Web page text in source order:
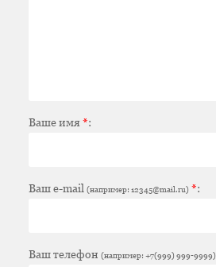
Ваше имя*:
Ваш e-mail (например: 12345@mail.ru) *:
Ваш телефон (например: +7(999) 999-9999)